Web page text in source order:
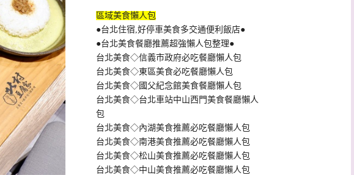
區域美食懶人包
●台北住宿,好停車美食多交通便利飯店●
●台北美食餐廳推薦超強懶人包整理●
台北美食◇信義市政府必吃餐廳懶人包
台北美食◇東區美食必吃餐廳懶人包
台北美食◇國父紀念館美食餐廳懶人包
台北美食◇台北車站中山西門美食餐廳懶人
包
台北美食◇內湖美食推薦必吃餐廳懶人包
台北美食◇南港美食推薦必吃餐廳懶人包
台北美食◇松山美食推薦必吃餐廳懶人包
台北美食◇中山美食推薦必吃餐廳懶人包